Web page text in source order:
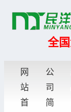
全
网
站
首
公
司
简